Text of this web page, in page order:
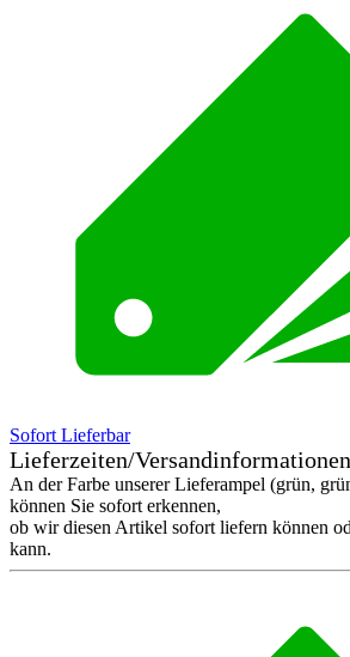
Sofort Lieferbar
Lieferzeiten/Versandinformationen
An der Farbe unserer Lieferampel (grün,
können Sie sofort erkennen,
ob wir diesen Artikel sofort liefern können
kann.